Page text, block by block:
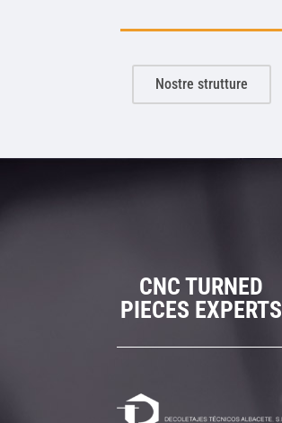
Nostre strutture
CNC TURNED
PIECES EXPERTS